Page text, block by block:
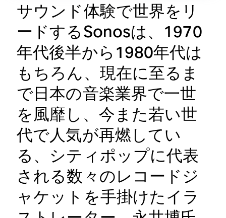
サウンド体験で世界をリ
ードするSonosは、1970
年代後半から1980年代は
もちろん、現在に至るま
で日本の音楽業界で一世
を風靡し、今また若い世
代で人気が再燃してい
る、シティポップに代表
される数々のレコードジ
ャケットを手掛けたイラ